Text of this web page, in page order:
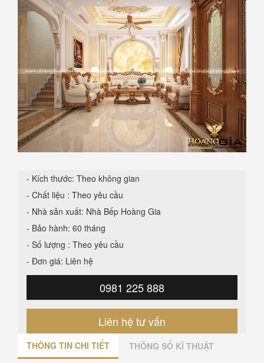
- Kích thước: Theo không gian
- Chất liệu : Theo yêu cầu
- Nhà sản xuất: Nhà Bếp Hoàng Gia
- Bảo hành: 60 tháng
- Số lượng : Theo yêu cầu
- Đơn giá: Liên hệ
0981 225 888
Liên hệ tư vấn
THÔNG TIN CHI TIẾT THÔNG SỐ KĨ THUẬT